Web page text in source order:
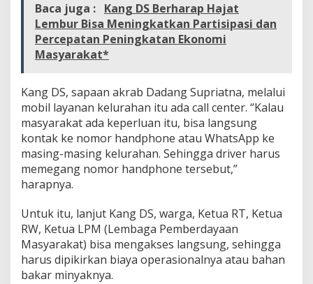
i
l
L
n
a
n
K
e
l
u
r
a
n
B
e
d
Baca juga : Kang DS Berharap Hajat
Lembur Bisa Meningkatkan Partisipasi dan
Percepatan Peningkatan Ekonomi
Masyarakat*
Kang DS, sapaan akrab Dadang Supriatna, melalui
mobil layanan kelurahan itu ada call center. “Kalau
masyarakat ada keperluan itu, bisa langsung
kontak ke nomor handphone atau WhatsApp ke
masing-masing kelurahan. Sehingga driver harus
memegang nomor handphone tersebut,”
harapnya.
Untuk itu, lanjut Kang DS, warga, Ketua RT, Ketua
RW, Ketua LPM (Lembaga Pemberdayaan
Masyarakat) bisa mengakses langsung, sehingga
harus dipikirkan biaya operasionalnya atau bahan
bakar minyaknya.